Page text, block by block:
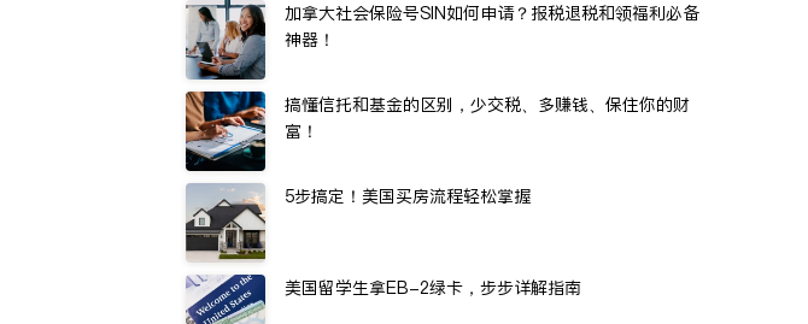
加拿大社会保险号SIN如何申请？报税退税和领福利必备
神器！
搞懂信托和基金的区别，少交税、多赚钱、保住你的财
富！
5步搞定！美国买房流程轻松掌握
美国留学生拿EB-2绿卡，步步详解指南